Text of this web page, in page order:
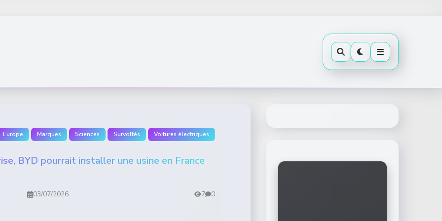
Europe Marques Sciences Survoltés Voitures électriques
BYD pourrait installer une usine en France
03/07/2026 7 0